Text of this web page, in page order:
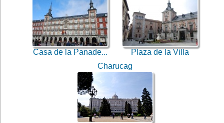
Casa de la Panade...
Plaza de la Villa
Charucag